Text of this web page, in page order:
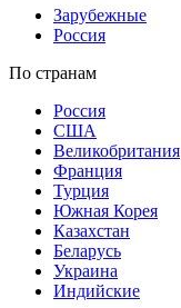
Зарубежные
Россия
По странам
Россия
США
Великобритания
Франция
Турция
Южная Корея
Казахстан
Беларусь
Украина
Индийские